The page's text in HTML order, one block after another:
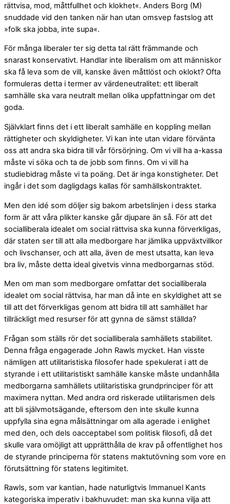
rättvisa, mod, måttfullhet och klokhet«. Anders Borg (M)
snuddade vid den tanken när han utan omsvep fastslog att
»folk ska jobba, inte supa«.
För många liberaler ter sig detta tal rätt främmande och
snarast konservativt. Handlar inte liberalism om att människor
ska få leva som de vill, kanske även måttlöst och oklokt? Ofta
formuleras detta i termer av värdeneutralitet: ett liberalt
samhälle ska vara neutralt mellan olika uppfattningar om det
goda.
Självklart finns det i ett liberalt samhälle en koppling mellan
rättigheter och skyldigheter. Vi kan inte utan vidare förvänta
oss att andra ska bidra till vår försörjning. Om vi vill ha a-kassa
måste vi söka och ta de jobb som finns. Om vi vill ha
studiebidrag måste vi ta poäng. Det är inga konstigheter. Det
ingår i det som dagligdags ­kallas för samhällskontraktet.
Men den idé som döljer sig bakom arbetslinjen i dess starka
form är att våra plikter kanske går djupare än så. För att det
socialliberala idealet om social rättvisa ska kunna förverkligas,
där staten ser till att alla medborgare har jämlika uppväxtvillkor
och livschanser, och att alla, även de mest utsatta, kan leva
bra liv, måste detta ideal givetvis vinna medborgarnas stöd.
Men om man som medborgare omfattar det socialliberala
idealet om social rättvisa, har man då inte en skyldighet att se
till att det förverkligas genom att bidra till att samhället har
tillräckligt med resurser för att gynna de sämst ställda?
Frågan som ställs rör det socialliberala ­samhällets stabilitet.
Denna fråga engagerade John Rawls mycket. Han visste
nämligen att ­utilitaristiska filosofer hade spekulerat i att de
styrande i ett utilitaristiskt samhälle kanske måste undanhålla
medborgarna samhällets ­utilitaristiska grundprinciper för att
maximera nyttan. Med andra ord riskerade utilitarismen dels
att bli självmotsägande, eftersom den inte skulle kunna
uppfylla sina egna målsättningar om alla agerade i enlighet
med den, och dels ­oacceptabel som politisk filosofi, då det
skulle vara omöjligt att upprätthålla de krav på offentlighet hos
de styrande principerna för statens maktutövning som vore en
förutsättning för ­statens legitimitet.
Rawls, som var kantian, hade naturligtvis Immanuel Kants
kategoriska imperativ i bak­huvudet: man ska kunna vilja att